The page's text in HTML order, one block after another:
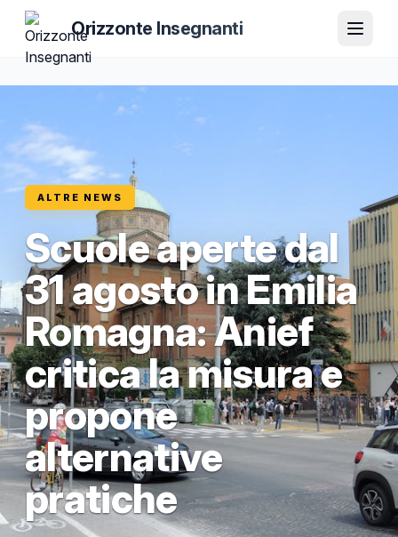
Orizzonte Insegnanti
ALTRE NEWS
Scuole aperte dal
31 agosto in Emilia
Romagna: Anief
critica la misura e
propone
alternative
pratiche